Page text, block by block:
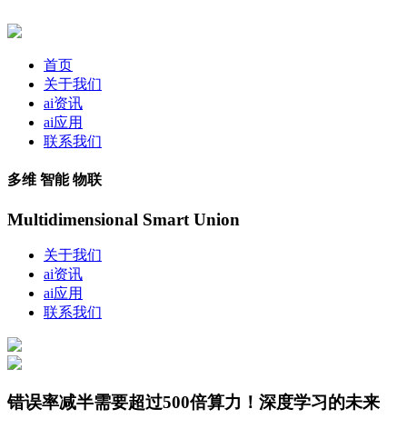
首页
关于我们
ai资讯
ai应用
联系我们
多维 智能 物联
Multidimensional Smart Union
关于我们
ai资讯
ai应用
联系我们
错误率减半需要超过500倍算力！深度学习的未来